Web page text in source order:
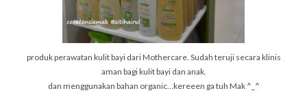
produk perawatan kulit bayi dari Mothercare. Sudah teruji secara klinis
aman bagi kulit bayi dan anak.
dan menggunakan bahan organic...kereeen ga tuh Mak ^_^